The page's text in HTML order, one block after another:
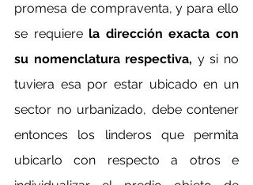
promesa de compraventa, y para ello
se requiere la dirección exacta con
su nomenclatura respectiva, y si no
tuviera esa por estar ubicado en un
sector no urbanizado, debe contener
entonces los linderos que permita
ubicarlo con respecto a otros e